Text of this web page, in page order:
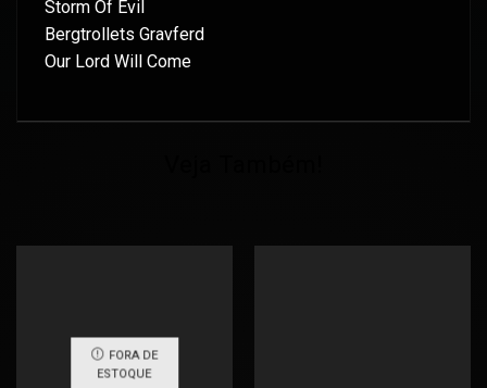
Storm Of Evil
Bergtrollets Gravferd
Our Lord Will Come
FORA DE
ESTOQUE